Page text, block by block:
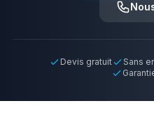
Devis gratuit Sans